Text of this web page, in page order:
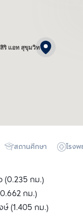
สิริ แอท สุขุมวิท
สถานศึกษา โรง
(0.235 กม.)
กม.)
(1.405 กม.)